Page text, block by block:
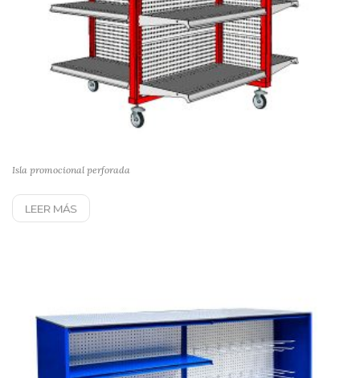
Isla promocional perforada
LEER MÁS